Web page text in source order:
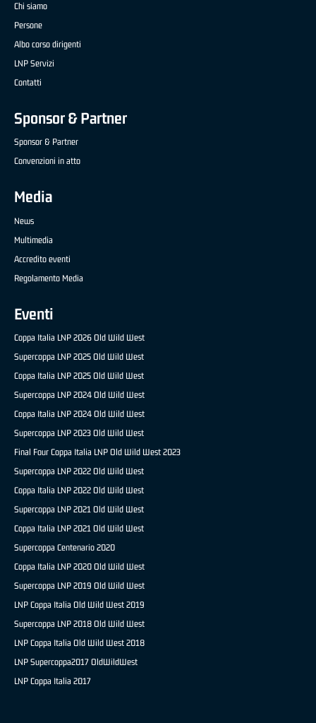
Chi siamo
Persone
Albo corso dirigenti
LNP Servizi
Contatti
Sponsor & Partner
Sponsor & Partner
Convenzioni in atto
Media
News
Multimedia
Accredito eventi
Regolamento Media
Eventi
Coppa Italia LNP 2026 Old Wild West
Supercoppa LNP 2025 Old Wild West
Coppa Italia LNP 2025 Old Wild West
Supercoppa LNP 2024 Old Wild West
Coppa Italia LNP 2024 Old Wild West
Supercoppa LNP 2023 Old Wild West
Final Four Coppa Italia LNP Old Wild West 2023
Supercoppa LNP 2022 Old Wild West
Coppa Italia LNP 2022 Old Wild West
Supercoppa LNP 2021 Old Wild West
Coppa Italia LNP 2021 Old Wild West
Supercoppa Centenario 2020
Coppa Italia LNP 2020 Old Wild West
Supercoppa LNP 2019 Old Wild West
LNP Coppa Italia Old Wild West 2019
Supercoppa LNP 2018 Old Wild West
LNP Coppa Italia Old Wild West 2018
LNP Supercoppa2017 OldWildWest
LNP Coppa Italia 2017